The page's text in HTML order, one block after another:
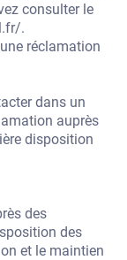
consulter le
.
réclamation
dans un
auprès
disposition
des
des
et le maintien